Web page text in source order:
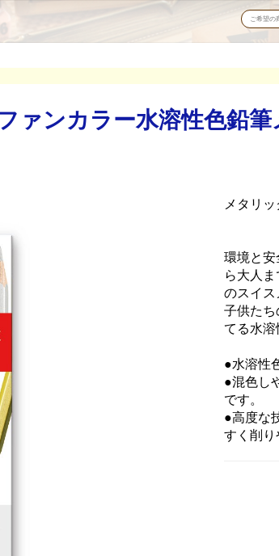
ァンカラー水溶性色鉛筆
メタリ
環境と安
ら大人
のスイス
子供たち
てる水溶
●水溶性
●混色し
です。
●高度な
すく削り